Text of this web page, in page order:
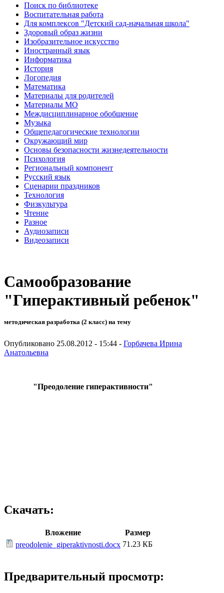
Поиск по библиотеке
Воспитательная работа
Для комплексов "Детский сад-начальная школа"
Здоровый образ жизни
Изобразительное искусство
Иностранный язык
Информатика
История
Логопедия
Математика
Материалы для родителей
Материалы МО
Междисциплинарное обобщение
Музыка
Общепедагогические технологии
Окружающий мир
Основы безопасности жизнедеятельности
Психология
Региональный компонент
Русский язык
Сценарии праздников
Технология
Физкультура
Чтение
Разное
Аудиозаписи
Видеозаписи
Самообразование
"Гиперактивный ребенок"
методическая разработка (2 класс) на тему
Опубликовано 25.08.2012 - 15:44 - Горбачева Ирина
Анатольевна
"Преодоление гиперактивности"
Скачать:
Вложение
Размер
preodolenie_giperaktivnosti.docx 71.23 КБ
Предварительный просмотр: